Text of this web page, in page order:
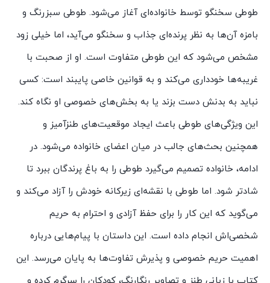
عدد
طوطی سخنگو توسط خانواده‌ای آغاز می‌شود. طوطی سبزرنگ و
بامزه آن‌ها به نظر پرنده‌ای جذاب و سخنگو می‌آید، اما خیلی زود
مشخص می‌شود که این طوطی متفاوت است. او از صحبت با
غریبه‌ها خودداری می‌کند و به قوانین خاصی پایبند است: کسی
نباید به بدنش دست بزند یا به بخش‌های خصوصی او نگاه کند.
این ویژگی‌های طوطی باعث ایجاد موقعیت‌های طنزآمیز و
همچنین بحث‌های جالب در میان اعضای خانواده می‌شود. در
ادامه، خانواده تصمیم می‌گیرد طوطی را به باغ پرندگان ببرد تا
شادتر شود. اما طوطی با نقشه‌ای زیرکانه خودش را آزاد می‌کند و
می‌گوید که این کار را برای حفظ آزادی و احترام به حریم
شخصی‌اش انجام داده است. این داستان با پیام‌هایی درباره
اهمیت حریم خصوصی و پذیرش تفاوت‌ها به پایان می‌رسد. این